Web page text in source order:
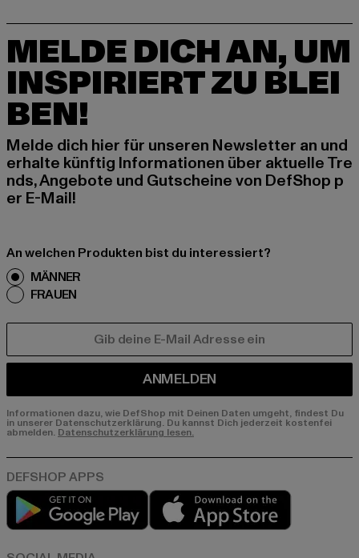
MELDE DICH AN, UM
INSPIRIERT ZU BLEI
BEN!
Melde dich hier für unseren Newsletter an und
erhalte künftig Informationen über aktuelle Tre
nds, Angebote und Gutscheine von DefShop p
er E-Mail!
An welchen Produkten bist du interessiert?
MÄNNER
FRAUEN
ANMELDEN
Informationen dazu, wie DefShop mit Deinen Daten umgeht, findest Du
in unserer Datenschutzerklärung. Du kannst Dich jederzeit kostenfei
abmelden. Datenschutzerklärung lesen.
Play market